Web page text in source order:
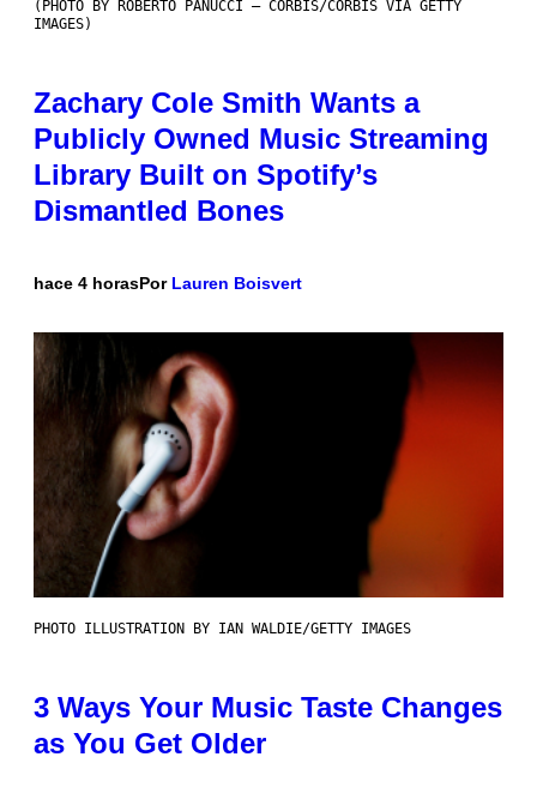
(PHOTO BY ROBERTO PANUCCI – CORBIS/CORBIS VIA GETTY
IMAGES)
Zachary Cole Smith Wants a
Publicly Owned Music Streaming
Library Built on Spotify’s
Dismantled Bones
hace 4 horasPor Lauren Boisvert
PHOTO ILLUSTRATION BY IAN WALDIE/GETTY IMAGES
3 Ways Your Music Taste Changes
as You Get Older